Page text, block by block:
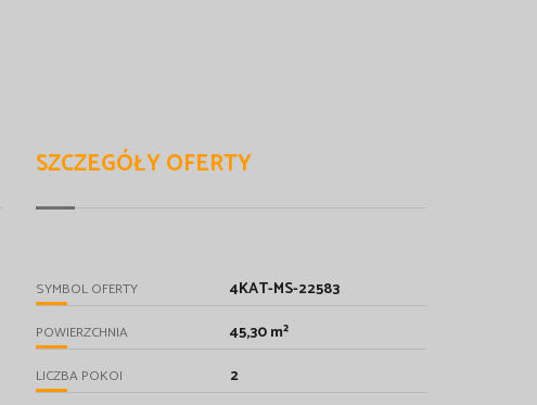
SZCZEGÓŁY OFERTY
SYMBOL OFERTY 4KAT-MS-22583
POWIERZCHNIA 45,30 m²
LICZBA POKOI 2